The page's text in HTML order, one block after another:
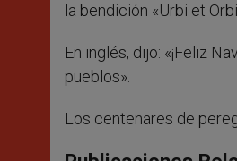
la bendición «Urbi et
En inglés, dijo: «¡Feliz
pueblos».
Los centenares de